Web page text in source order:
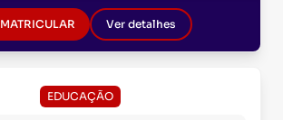
MATRICULAR Ver detalhes
EDUCAÇÃO